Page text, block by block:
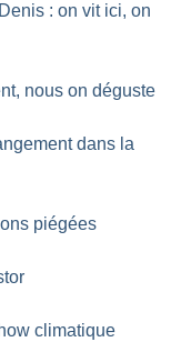
: on vit ici, on
nous on déguste
dans la
piégées
climatique